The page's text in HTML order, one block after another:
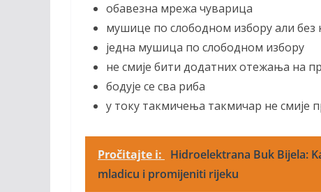
обавезна мрежа чуварица
мушице по слободном избору али без
једна мушица по слободном избору
не смије бити додатних отежања на
бодује се сва риба
у току такмичења такмичар не смије
Pročitajte i:
Hidroelektrana Buk Bijela:
mladicu i promijeniti rijeku